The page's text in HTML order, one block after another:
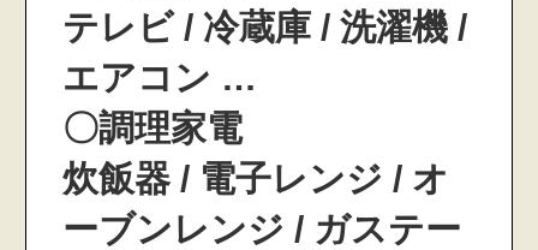
テレビ / 冷蔵庫 / 洗濯機 /
エアコン …
〇調理家電
炊飯器 / 電子レンジ / オ
ーブンレンジ / ガステー